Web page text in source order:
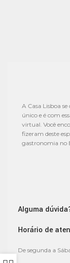
A Casa Lisboa
único e é com
virtual. Você
fizeram deste
gastronomia no
Alguma
Horário de
De segunda a